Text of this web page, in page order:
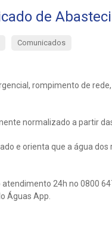
de
Comunicados
rompimento de
normalizado a partir
e orienta que a água
24h no 0800
Águas App.